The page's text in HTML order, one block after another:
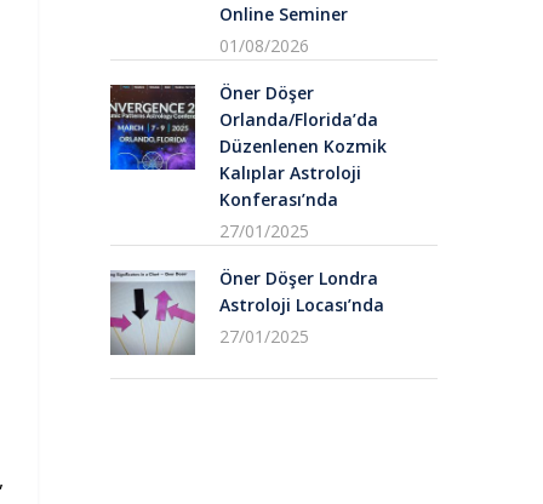
Online Seminer
01/08/2026
Öner Döşer
Orlanda/Florida’da
Düzenlenen Kozmik
Kalıplar Astroloji
Konferası’nda
27/01/2025
Öner Döşer Londra
Astroloji Locası’nda
27/01/2025